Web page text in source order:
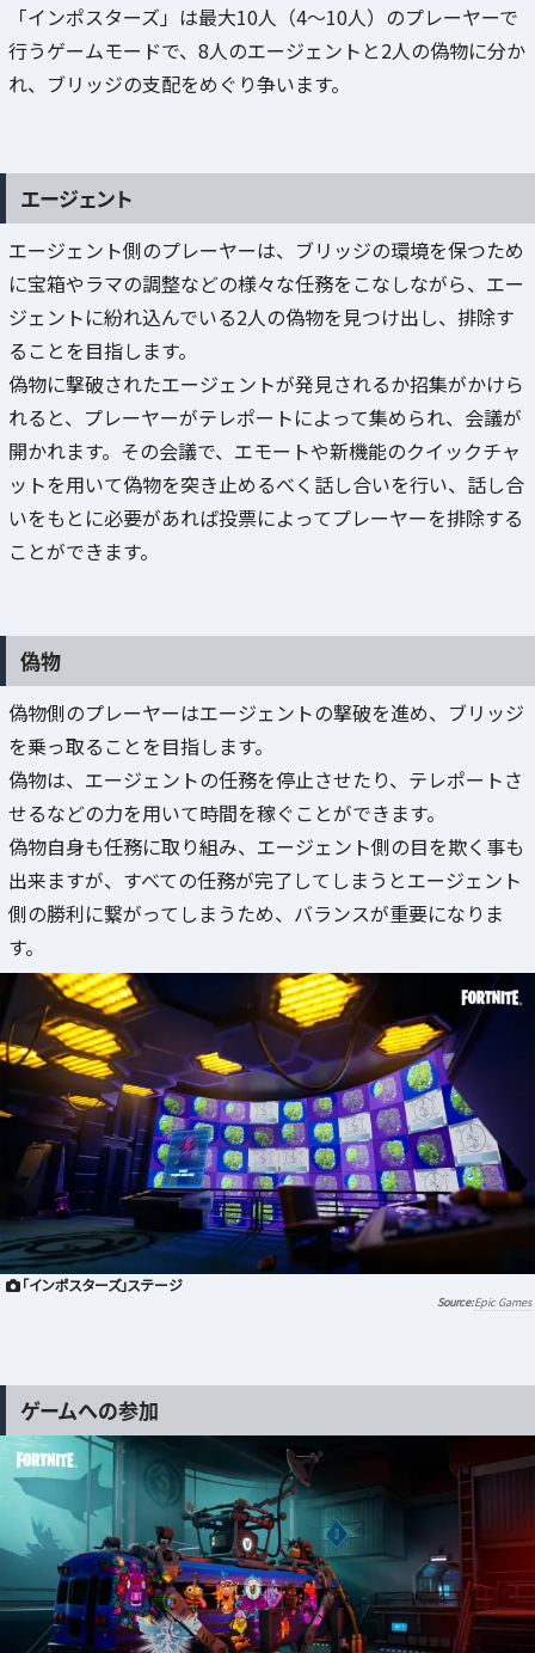
「インポスターズ」は最大10人（4～10人）のプレーヤーで
行うゲームモードで、8人のエージェントと2人の偽物に分か
れ、ブリッジの支配をめぐり争います。
エージェント
エージェント側のプレーヤーは、ブリッジの環境を保つため
に宝箱やラマの調整などの様々な任務をこなしながら、エー
ジェントに紛れ込んでいる2人の偽物を見つけ出し、排除す
ることを目指します。
偽物に撃破されたエージェントが発見されるか招集がかけら
れると、プレーヤーがテレポートによって集められ、会議が
開かれます。その会議で、エモートや新機能のクイックチャ
ットを用いて偽物を突き止めるべく話し合いを行い、話し合
いをもとに必要があれば投票によってプレーヤーを排除する
ことができます。
偽物
偽物側のプレーヤーはエージェントの撃破を進め、ブリッジ
を乗っ取ることを目指します。
偽物は、エージェントの任務を停止させたり、テレポートさ
せるなどの力を用いて時間を稼ぐことができます。
偽物自身も任務に取り組み、エージェント側の目を欺く事も
出来ますが、すべての任務が完了してしまうとエージェント
側の勝利に繋がってしまうため、バランスが重要になりま
す。
「インポスターズ」ステージ
Epic Games
ゲームへの参加